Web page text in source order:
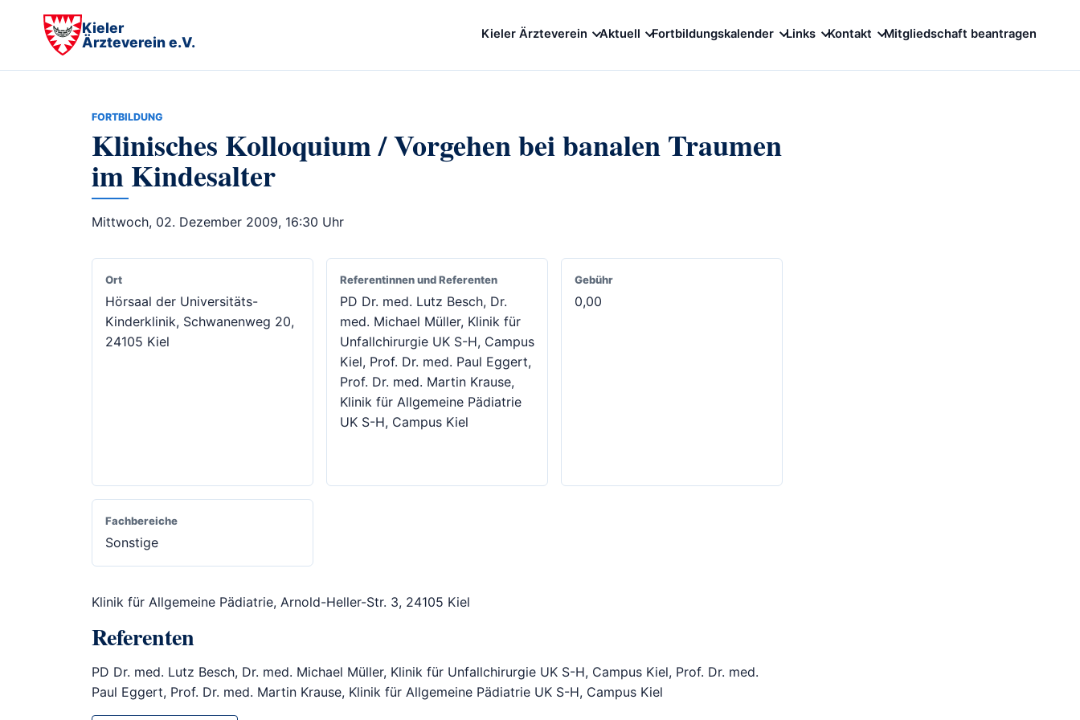
Kieler
Ärzteverein e.V.
Kieler Ärzteverein Aktuell Fortbildungskalender Links Kontakt Mitgliedschaft beantragen
FORTBILDUNG
Klinisches Kolloquium / Vorgehen bei banalen Traumen
im Kindesalter
Mittwoch, 02. Dezember 2009, 16:30 Uhr
Ort
Hörsaal der Universitäts-
Kinderklinik, Schwanenweg 20,
24105 Kiel
Referentinnen und Referenten
PD Dr. med. Lutz Besch, Dr.
med. Michael Müller, Klinik für
Unfallchirurgie UK S-H, Campus
Kiel, Prof. Dr. med. Paul Eggert,
Prof. Dr. med. Martin Krause,
Klinik für Allgemeine Pädiatrie
UK S-H, Campus Kiel
Gebühr
0,00
Fachbereiche
Sonstige
Klinik für Allgemeine Pädiatrie, Arnold-Heller-Str. 3, 24105 Kiel
Referenten
PD Dr. med. Lutz Besch, Dr. med. Michael Müller, Klinik für Unfallchirurgie UK S-H, Campus Kiel, Prof. Dr. med.
Paul Eggert, Prof. Dr. med. Martin Krause, Klinik für Allgemeine Pädiatrie UK S-H, Campus Kiel